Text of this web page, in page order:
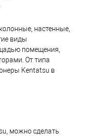
настенные,
виды
помещения,
От типа
Kentatsu в
можно сделать